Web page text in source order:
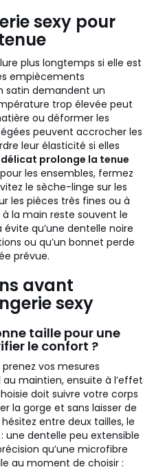
sexy pour
plus longtemps si elle est
empiècements
satin demandent un
trop élevée peut
ou déformer les
peuvent accrocher les
leur élasticité si elles
délicat prolonge la tenue
les ensembles, fermez
le sèche-linge sur les
les pièces très fines ou à
la main reste souvent le
évite qu’une dentelle noire
ou qu’un bonnet perde
prévue.
avant
sexy
taille pour une
le confort ?
vos mesures
maintien, ensuite à l’effet
doit suivre votre corps
la gorge et sans laisser de
entre deux tailles, le
une dentelle peu extensible
qu’une microfibre
au moment de choisir :